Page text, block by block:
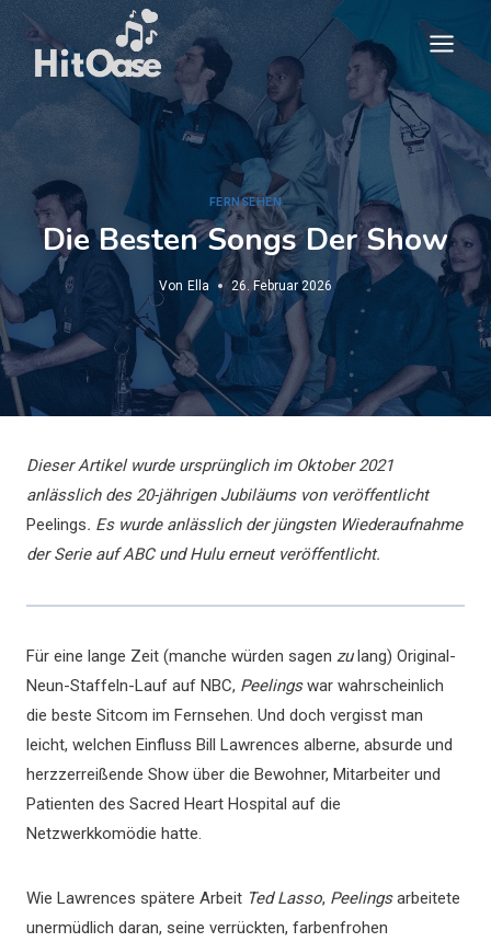
Zum
Inhalt
springen
FERNSEHEN
Die Besten Songs Der Show
Von Ella 26. Februar 2026
Dieser Artikel wurde ursprünglich im Oktober 2021
anlässlich des 20-jährigen Jubiläums von veröffentlicht
Peelings. Es wurde anlässlich der jüngsten Wiederaufnahme
der Serie auf ABC und Hulu erneut veröffentlicht.
Für eine lange Zeit (manche würden sagen zulang) Original-
Neun-Staffeln-Lauf auf NBC, Peelingswar wahrscheinlich
die beste Sitcom im Fernsehen. Und doch vergisst man
leicht, welchen Einfluss Bill Lawrences alberne, absurde und
herzzerreißende Show über die Bewohner, Mitarbeiter und
Patienten des Sacred Heart Hospital auf die
Netzwerkkomödie hatte.
Wie Lawrences spätere Arbeit Ted Lasso, Peelingsarbeitete
unermüdlich daran, seine verrückten, farbenfrohen